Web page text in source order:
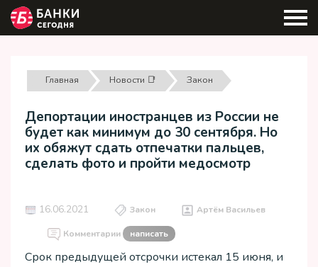
Главная Новости 📑 Закон
Депортации иностранцев из России не
будет как минимум до 30 сентября. Но
их обяжут сдать отпечатки пальцев,
сделать фото и пройти медосмотр
16.06.2021 Закон Артём Васильев
Комментарии написать
Срок предыдущей отсрочки истекал 15 июня, и